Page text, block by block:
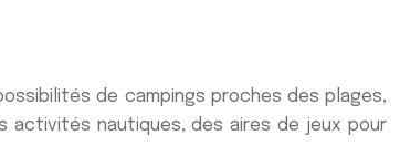
de campings proches des plages,
activités nautiques, des aires de jeux pour